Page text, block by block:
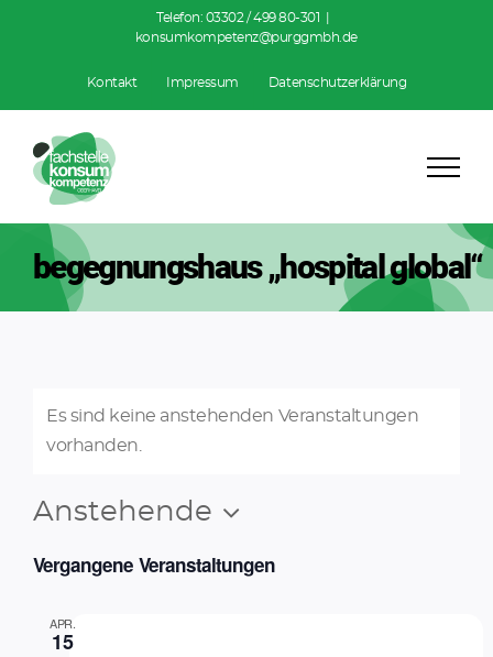
Telefon: 03302 / 499 80-301
konsumkompetenz@purggmbh.de
Kontakt Impressum Datenschutzerklärung
begegnungshaus „hospital global“
Es sind keine anstehenden Veranstaltungen
vorhanden.
Anstehende
wählen.
Vergangene Veranstaltungen
APR.
15